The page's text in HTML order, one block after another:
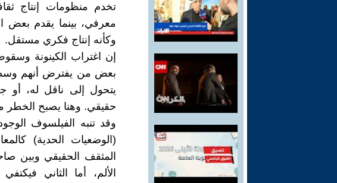
تخدم منظومات إنتاج
معرفي، بينما يقدم بعض
وكأنه إنتاج فكري مستقل.
إن اغتراب الكينونة
بعض من يفترض أنهم
يتحول إلى ناقل له، أو
حقيقي. وهنا يصبح الخطر
وقد تنبه الفيلسوف
(الوضعيات الحدية)
المثقف الحقيقي وبين
الألم، أما الثاني